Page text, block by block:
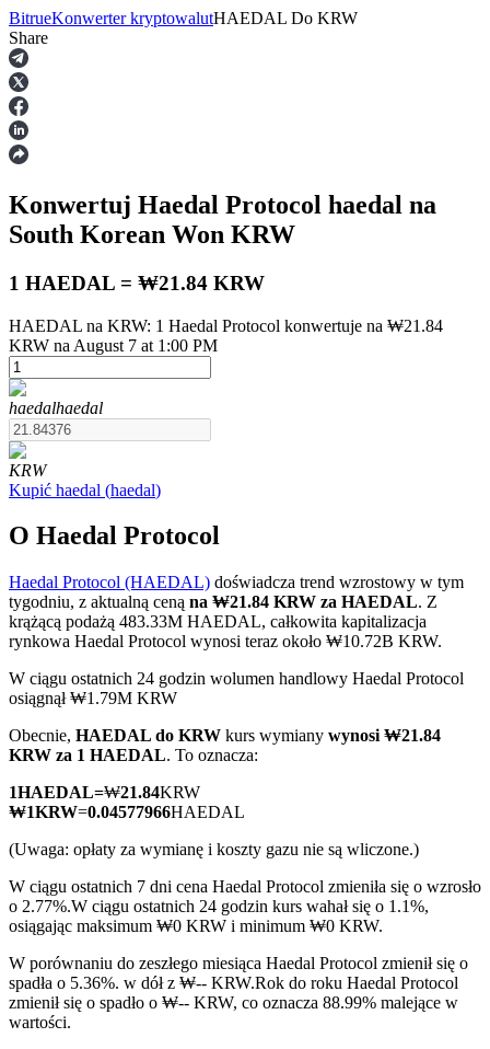
Kontrakty terminowe
Kontrakty terminowe na USDT
Kontrakty terminowe COIN-M
Kontrakty terminowe na kryptowaluty
TradFi
Instrumenty pochodne na akcje, forex, metale szlachetne i
towary
Kontrakty terminowe na USDC
Kontrakty futures wykorzystujące USDC jako zabezpieczenie
BitrueKonwerter kryptowalutHAEDAL Do KRW
Share
Konwertuj Haedal Protocol haedal na
South Korean Won KRW
1 HAEDAL = ₩21.84 KRW
HAEDAL na KRW: 1 Haedal Protocol konwertuje na ₩21.84
KRW na August 7 at 1:00 PM
haedalhaedal
KRW
Kupić haedal (haedal)
O Haedal Protocol
Haedal Protocol (HAEDAL) doświadcza trend wzrostowy w tym
tygodniu, z aktualną ceną na ₩21.84 KRW za HAEDAL. Z
krążącą podażą 483.33M HAEDAL, całkowita kapitalizacja
rynkowa Haedal Protocol wynosi teraz około ₩10.72B KRW.
W ciągu ostatnich 24 godzin wolumen handlowy Haedal Protocol
osiągnął ₩1.79M KRW
Obecnie, HAEDAL do KRW kurs wymiany wynosi ₩21.84
KRW za 1 HAEDAL. To oznacza:
1HAEDAL=₩21.84KRW
₩1KRW=0.04577966HAEDAL
(Uwaga: opłaty za wymianę i koszty gazu nie są wliczone.)
W ciągu ostatnich 7 dni cena Haedal Protocol zmieniła się o wzrosło
o 2.77%.W ciągu ostatnich 24 godzin kurs wahał się o 1.1%,
osiągając maksimum ₩0 KRW i minimum ₩0 KRW.
W porównaniu do zeszłego miesiąca Haedal Protocol zmienił się o
spadła o 5.36%. w dół z ₩-- KRW.Rok do roku Haedal Protocol
zmienił się o spadło o ₩-- KRW, co oznacza 88.99% malejące w
wartości.